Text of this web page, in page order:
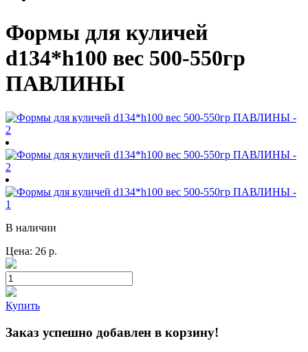
Формы для куличей
d134*h100 вес 500-550гр
ПАВЛИНЫ
В наличии
Цена: 26 р.
Купить
Заказ успешно добавлен в корзину!